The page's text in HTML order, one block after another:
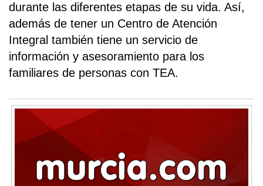
durante las diferentes etapas de su vida. Así,
además de tener un Centro de Atención
Integral también tiene un servicio de
información y asesoramiento para los
familiares de personas con TEA.